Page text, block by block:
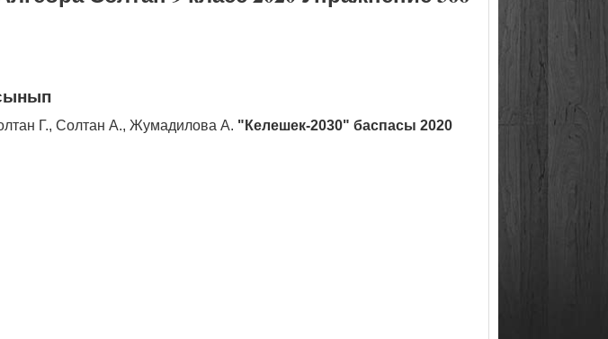
Г., Солтан А., Жумадилова А. "Келешек-2030" баспасы 2020